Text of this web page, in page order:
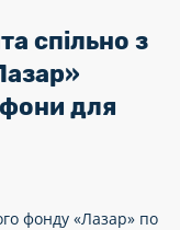
спільно з
для
фонду «Лазар» по